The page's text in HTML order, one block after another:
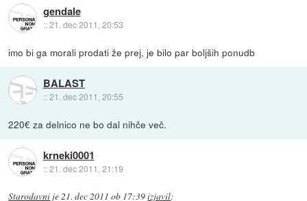
gendale
::21. dec 2011, 20:53
imo bi ga morali prodati že prej, je bilo par boljših ponudb
BALAST
::21. dec 2011, 20:55
220€ za delnico ne bo dal nihče več.
krneki0001
::21. dec 2011, 21:19
Starodavni je21. dec 2011 ob 17:39izjavil: